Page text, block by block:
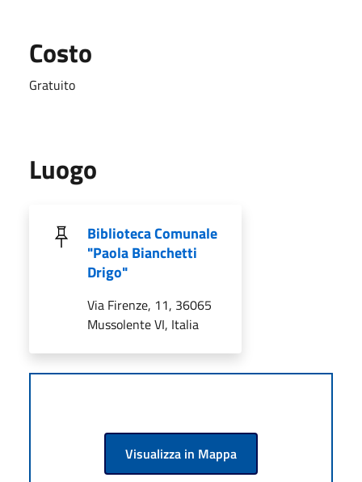
Costo
Gratuito
Luogo
Biblioteca Comunale
"Paola Bianchetti
Drigo"
Via Firenze, 11, 36065
Mussolente VI, Italia
Visualizza in Mappa